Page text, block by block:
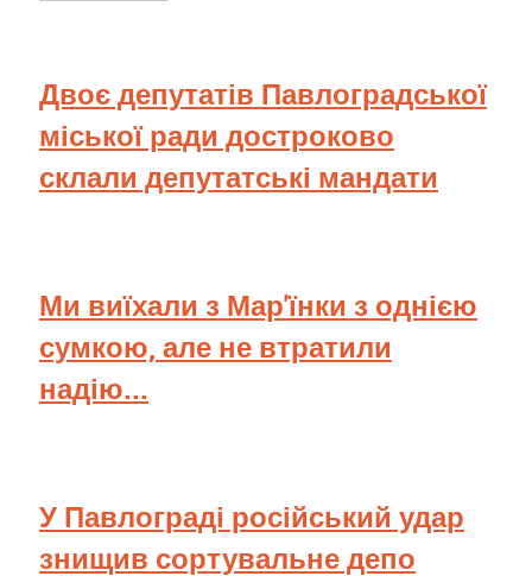
Двоє депутатів Павлоградської
міської ради достроково
склали депутатські мандати
Ми виїхали з Мар'їнки з однією
сумкою, але не втратили
надію...
У Павлограді російський удар
знищив сортувальне депо